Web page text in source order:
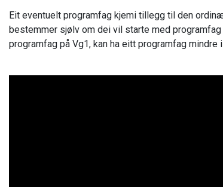
Eit eventuelt programfag kjemi tillegg til den
bestemmer sjølv om dei vil starte med
programfag på Vg1, kan ha eitt programfag